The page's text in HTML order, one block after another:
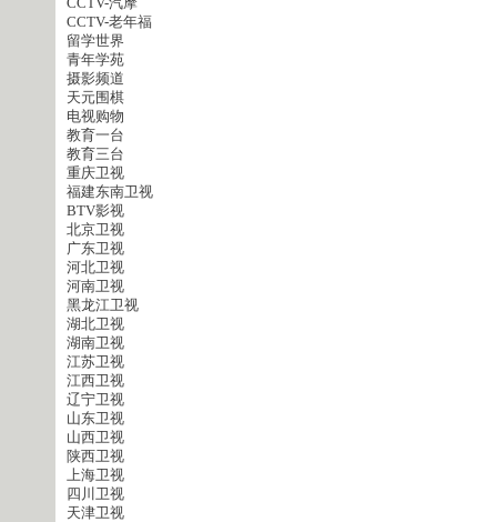
CCTV-老年福
留学世界
青年学苑
摄影频道
天元围棋
电视购物
教育一台
教育三台
重庆卫视
福建东南卫视
BTV影视
北京卫视
广东卫视
河北卫视
河南卫视
黑龙江卫视
湖北卫视
湖南卫视
江苏卫视
江西卫视
辽宁卫视
山东卫视
山西卫视
陕西卫视
上海卫视
四川卫视
天津卫视